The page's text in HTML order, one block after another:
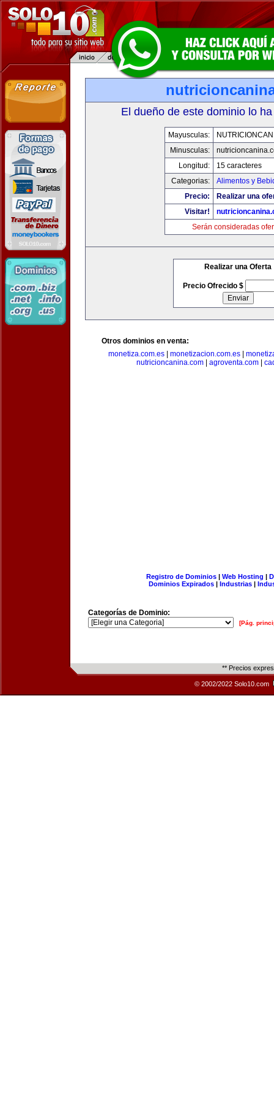
El dueño de este dominio lo
Mayusculas:
Minusculas:
Longitud:
15 caracteres
Categorias:
Alimentos y
Precio:
Realizar una
Visitar!
Serán consideradas
Realizar una Oferta
Precio Ofrecido $
Otros dominios en venta:
monetiza.com.es| monetizacion.com.es|
nutricioncanina.com| agroventa.com|
Registro de Dominios| Web Hosting |
Dominios Expirados | Industrias |
Categorías de Dominio:
[Pág.
** Precios
© 2002/2022 Solo10.com